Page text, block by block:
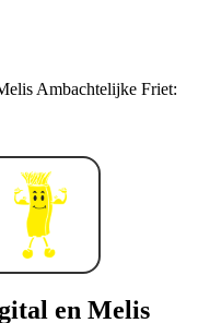
Ambachtelijke Friet:
en Melis